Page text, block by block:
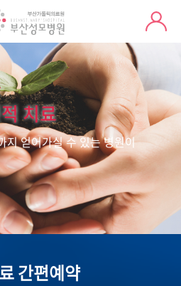
치료
지 얻어가실 수 있는 병원이
간편예약